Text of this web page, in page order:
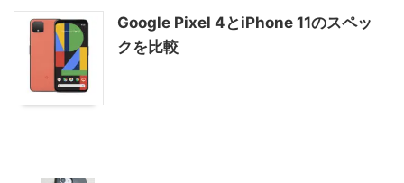
Google Pixel 4とiPhone 11のスペッ
クを比較